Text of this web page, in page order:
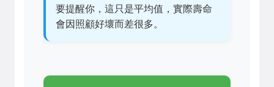
要提醒你，這只是平均值，實際壽命
會因照顧好壞而差很多。